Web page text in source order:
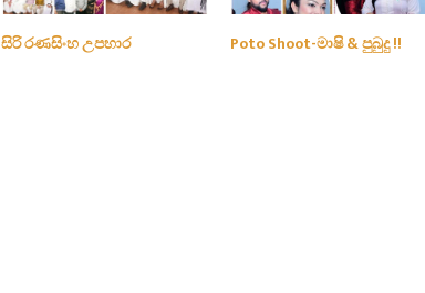
සිරි රණසිංහ උපහාර Poto Shoot-මාෂි & පුබුදු !!